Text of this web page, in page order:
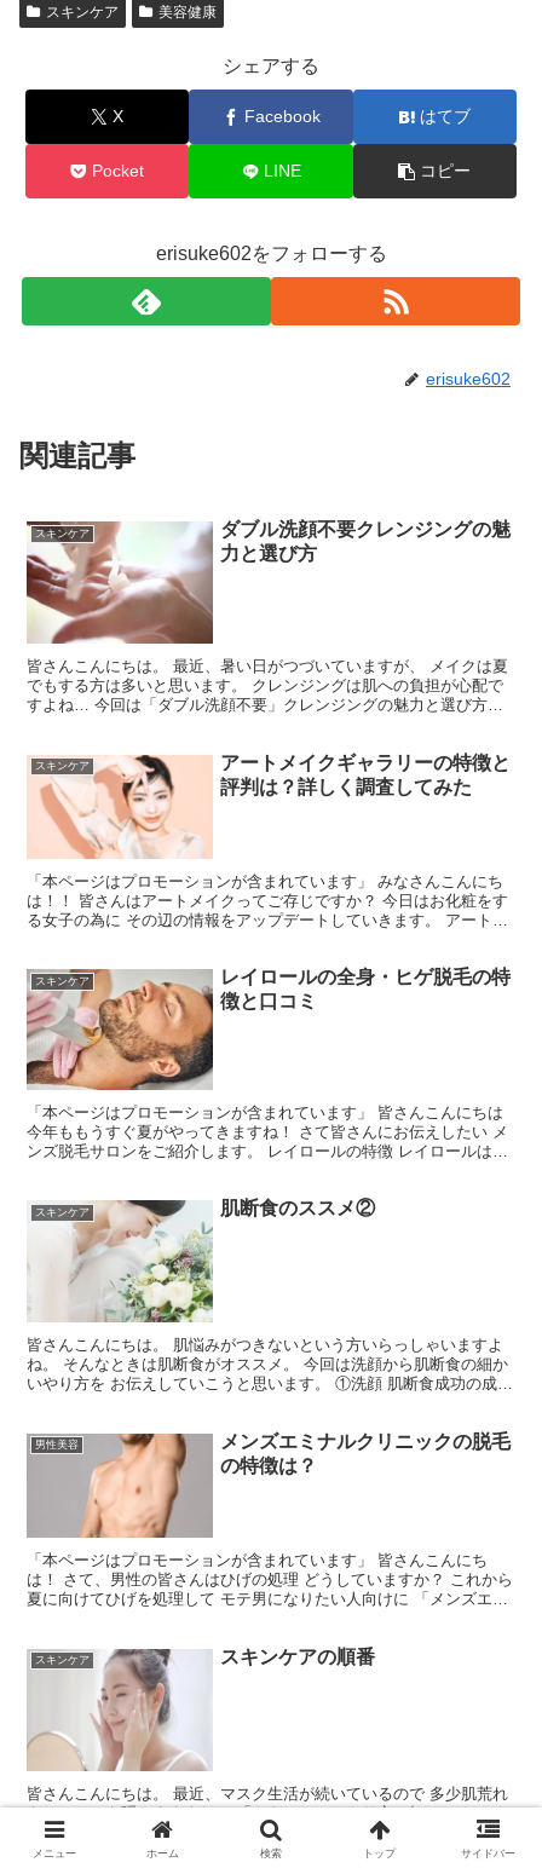
スキンケア 美容健康
シェアする
X Facebook はてブ
Pocket LINE コピー
erisuke602をフォローする
erisuke602
関連記事
スキンケア
ダブル洗顔不要クレンジングの魅
力と選び方
皆さんこんにちは。 最近、暑い日がつづいていますが、 メイクは夏
でもする方は多いと思います。 クレンジングは肌への負担が心配で
すよね… 今回は「ダブル洗顔不要」クレンジングの魅力と選び方を
スキンケア
アートメイクギャラリーの特徴と
評判は？詳しく調査してみた
「本ページはプロモーションが含まれています」 みなさんこんにち
は！！ 皆さんはアートメイクってご存じですか？ 今日はお化粧をす
る女子の為に その辺の情報をアップデートしていきます。 アートメ
スキンケア
レイロールの全身・ヒゲ脱毛の特
徴と口コミ
「本ページはプロモーションが含まれています」 皆さんこんにちは
今年ももうすぐ夏がやってきますね！ さて皆さんにお伝えしたい メ
ンズ脱毛サロンをご紹介します。 レイロールの特徴 レイロールは、
スキンケア 肌断食のススメ②
皆さんこんにちは。 肌悩みがつきないという方いらっしゃいますよ
ね。 そんなときは肌断食がオススメ。 今回は洗顔から肌断食の細か
いやり方を お伝えしていこうと思います。 ①洗顔 肌断食成功の成否
男性美容
メンズエミナルクリニックの脱毛
の特徴は？
「本ページはプロモーションが含まれています」 皆さんこんにち
は！ さて、男性の皆さんはひげの処理 どうしていますか？ これから
夏に向けてひげを処理して モテ男になりたい人向けに 「メンズエミ
スキンケア スキンケアの順番
皆さんこんにちは。 最近、マスク生活が続いているので 多少肌荒れ
をしていても隠せますよね。 「スキンケアのやり方、知ってる？」
って聞かれて 「あー…うん」と曖昧な答え方していませんか？ スキ
ンケアの順番はわかるけど、 正しい方法を知らない方...
メニュー ホーム 検索 トップ サイドバー